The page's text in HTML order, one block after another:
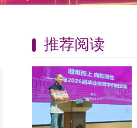
推荐阅读